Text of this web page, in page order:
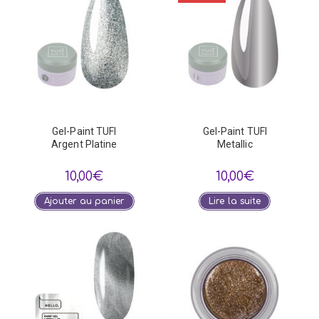
Gel-Paint TUFI
Argent Platine
10,00€
Ajouter au panier
Gel-Paint TUFI
Metallic
10,00€
Lire la suite